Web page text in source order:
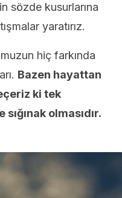
sözde kusurlarına
yaratırız.
hiç farkında
Bazen hayattan
ki tek
olmasıdır.